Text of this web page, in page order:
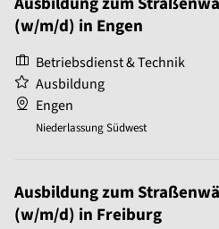
(w/m/d) in Engen
Betriebsdienst & Technik
Ausbildung
Engen
Niederlassung Südwest
Ausbildung zum
(w/m/d) in Freiburg